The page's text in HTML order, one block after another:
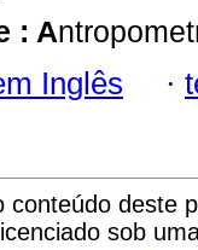
: A
Inglês ·
conteúdo deste
licenciado sob